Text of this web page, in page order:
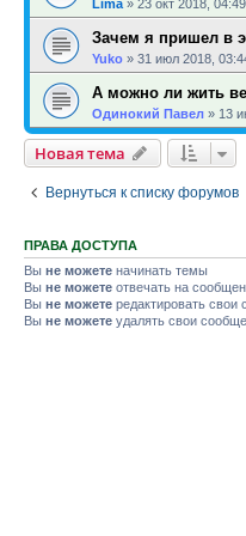
Lima » 23 окт 2018, 04:49
Зачем я пришел в
Yuko » 31 июл 2018,
А можно ли жить
Одинокий Павел » 13
Новая тема
Вернуться к списку форумов
ПРАВА ДОСТУПА
Вы не можете начинать темы
Вы не можете отвечать на
Вы не можете редактировать свои
Вы не можете удалять свои